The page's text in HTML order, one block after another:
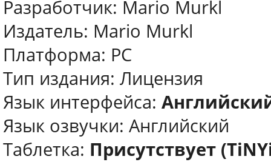
Разработчик: Mario Murkl
Издатель: Mario Murkl
Платформа: PC
Тип издания: Лицензия
Язык интерфейса:
Язык озвучки: Английский
Таблетка: Присутствует